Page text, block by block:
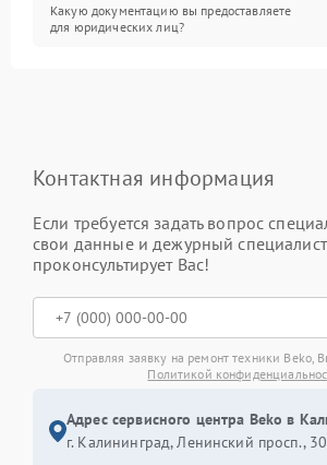
Какую документацию вы предоставляете
для юридических лиц?
Контактная информация
Если требуется задать вопрос
свои данные и дежурный
проконсультирует Вас!
Отправляя заявку на ремонт техники Beko,
Политикой
Адрес сервисного центра Beko в
г. Калининград, Ленинский просп., 30